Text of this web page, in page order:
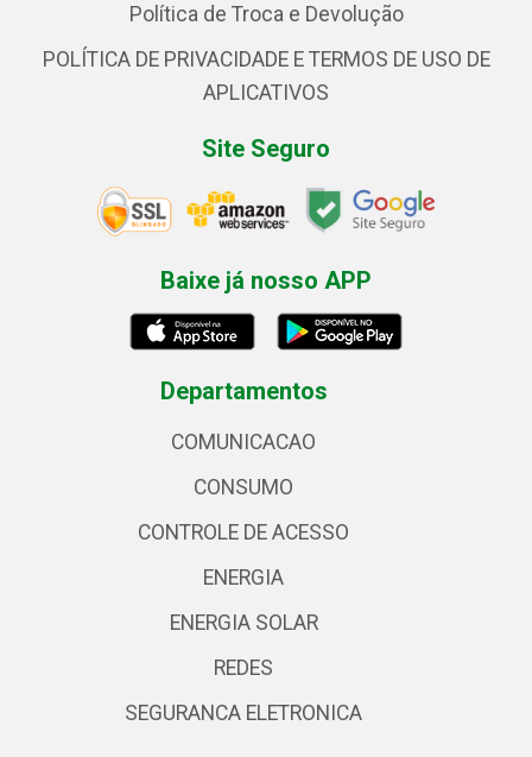
Política de Troca e Devolução
POLÍTICA DE PRIVACIDADE E TERMOS DE USO DE
APLICATIVOS
Site Seguro
Baixe já nosso APP
Departamentos
COMUNICACAO
CONSUMO
CONTROLE DE ACESSO
ENERGIA
ENERGIA SOLAR
REDES
SEGURANCA ELETRONICA